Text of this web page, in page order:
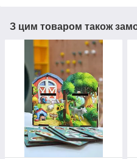
З цим товаром також